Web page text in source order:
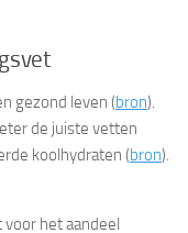
gezond leven (bron).
de juiste vetten
koolhydraten (bron).
voor het aandeel